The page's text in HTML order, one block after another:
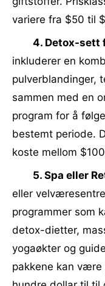
variere fra $50 til
4. Detox-sett
inkluderer en
pulverblandinger,
sammen med en
program for å
bestemt periode.
koste mellom
5. Spa eller
eller
programmer som
detox-dietter,
yogaøkter og
pakkene kan være